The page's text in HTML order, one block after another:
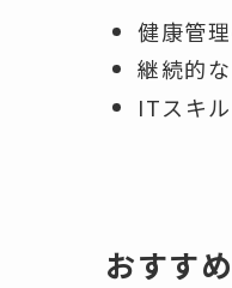
健康管
継続的
ITスキ
おすす